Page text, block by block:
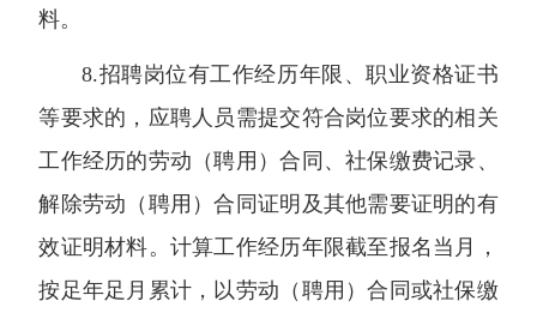
料。
8.招聘岗位有工作经历年限、职业资格证书
等要求的，应聘人员需提交符合岗位要求的相关
工作经历的劳动（聘用）合同、社保缴费记录、
解除劳动（聘用）合同证明及其他需要证明的有
效证明材料。计算工作经历年限截至报名当月，
按足年足月累计，以劳动（聘用）合同或社保缴